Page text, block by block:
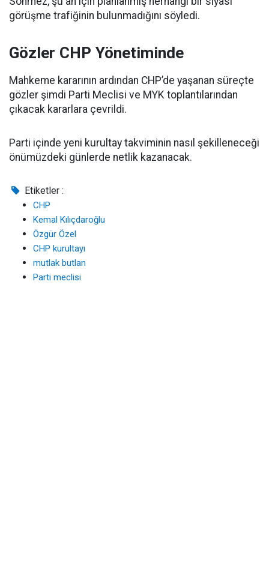
görüşme trafiğinin bulunmadığını söyledi.
Gözler CHP Yönetiminde
Mahkeme kararının ardından CHP’de yaşanan süreçte
gözler şimdi Parti Meclisi ve MYK toplantılarından
çıkacak kararlara çevrildi.
Parti içinde yeni kurultay takviminin nasıl şekilleneceği
önümüzdeki günlerde netlik kazanacak.
Etiketler :
CHP
Kemal Kılıçdaroğlu
Özgür Özel
CHP kurultayı
mutlak butlan
Parti meclisi